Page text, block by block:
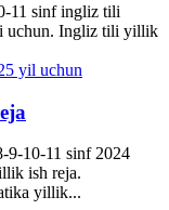
11 sinf ingliz tili
uchun. Ingliz tili yillik
9-10-11 sinf 2024
ish reja.
yillik...